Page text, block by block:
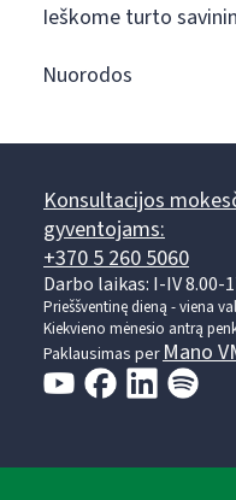
Ieškome turto
Nuorodos
Konsultacijos
gyventojams:
+370 5 260 5060
Darbo laikas: I-IV 8.00-
Prieššventinę dieną - viena
Kiekvieno mėnesio antrą
Paklausimas per Mano